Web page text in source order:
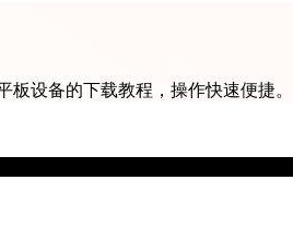
设备的下载教程，操作快速便捷。